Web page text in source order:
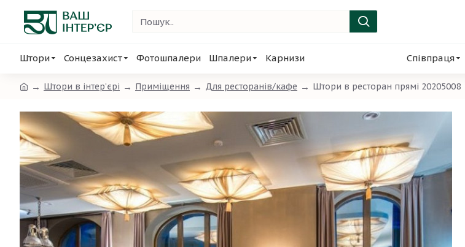
Штори Сонцезахист Фотошпалери Шпалери Карнизи Співпраця
Штори в інтер’єрі Приміщення Для ресторанів/кафе Штори в ресторан прямі 20205008